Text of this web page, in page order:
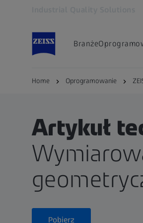
Branże
Home Oprogramowanie
Artykuł
Pobierz